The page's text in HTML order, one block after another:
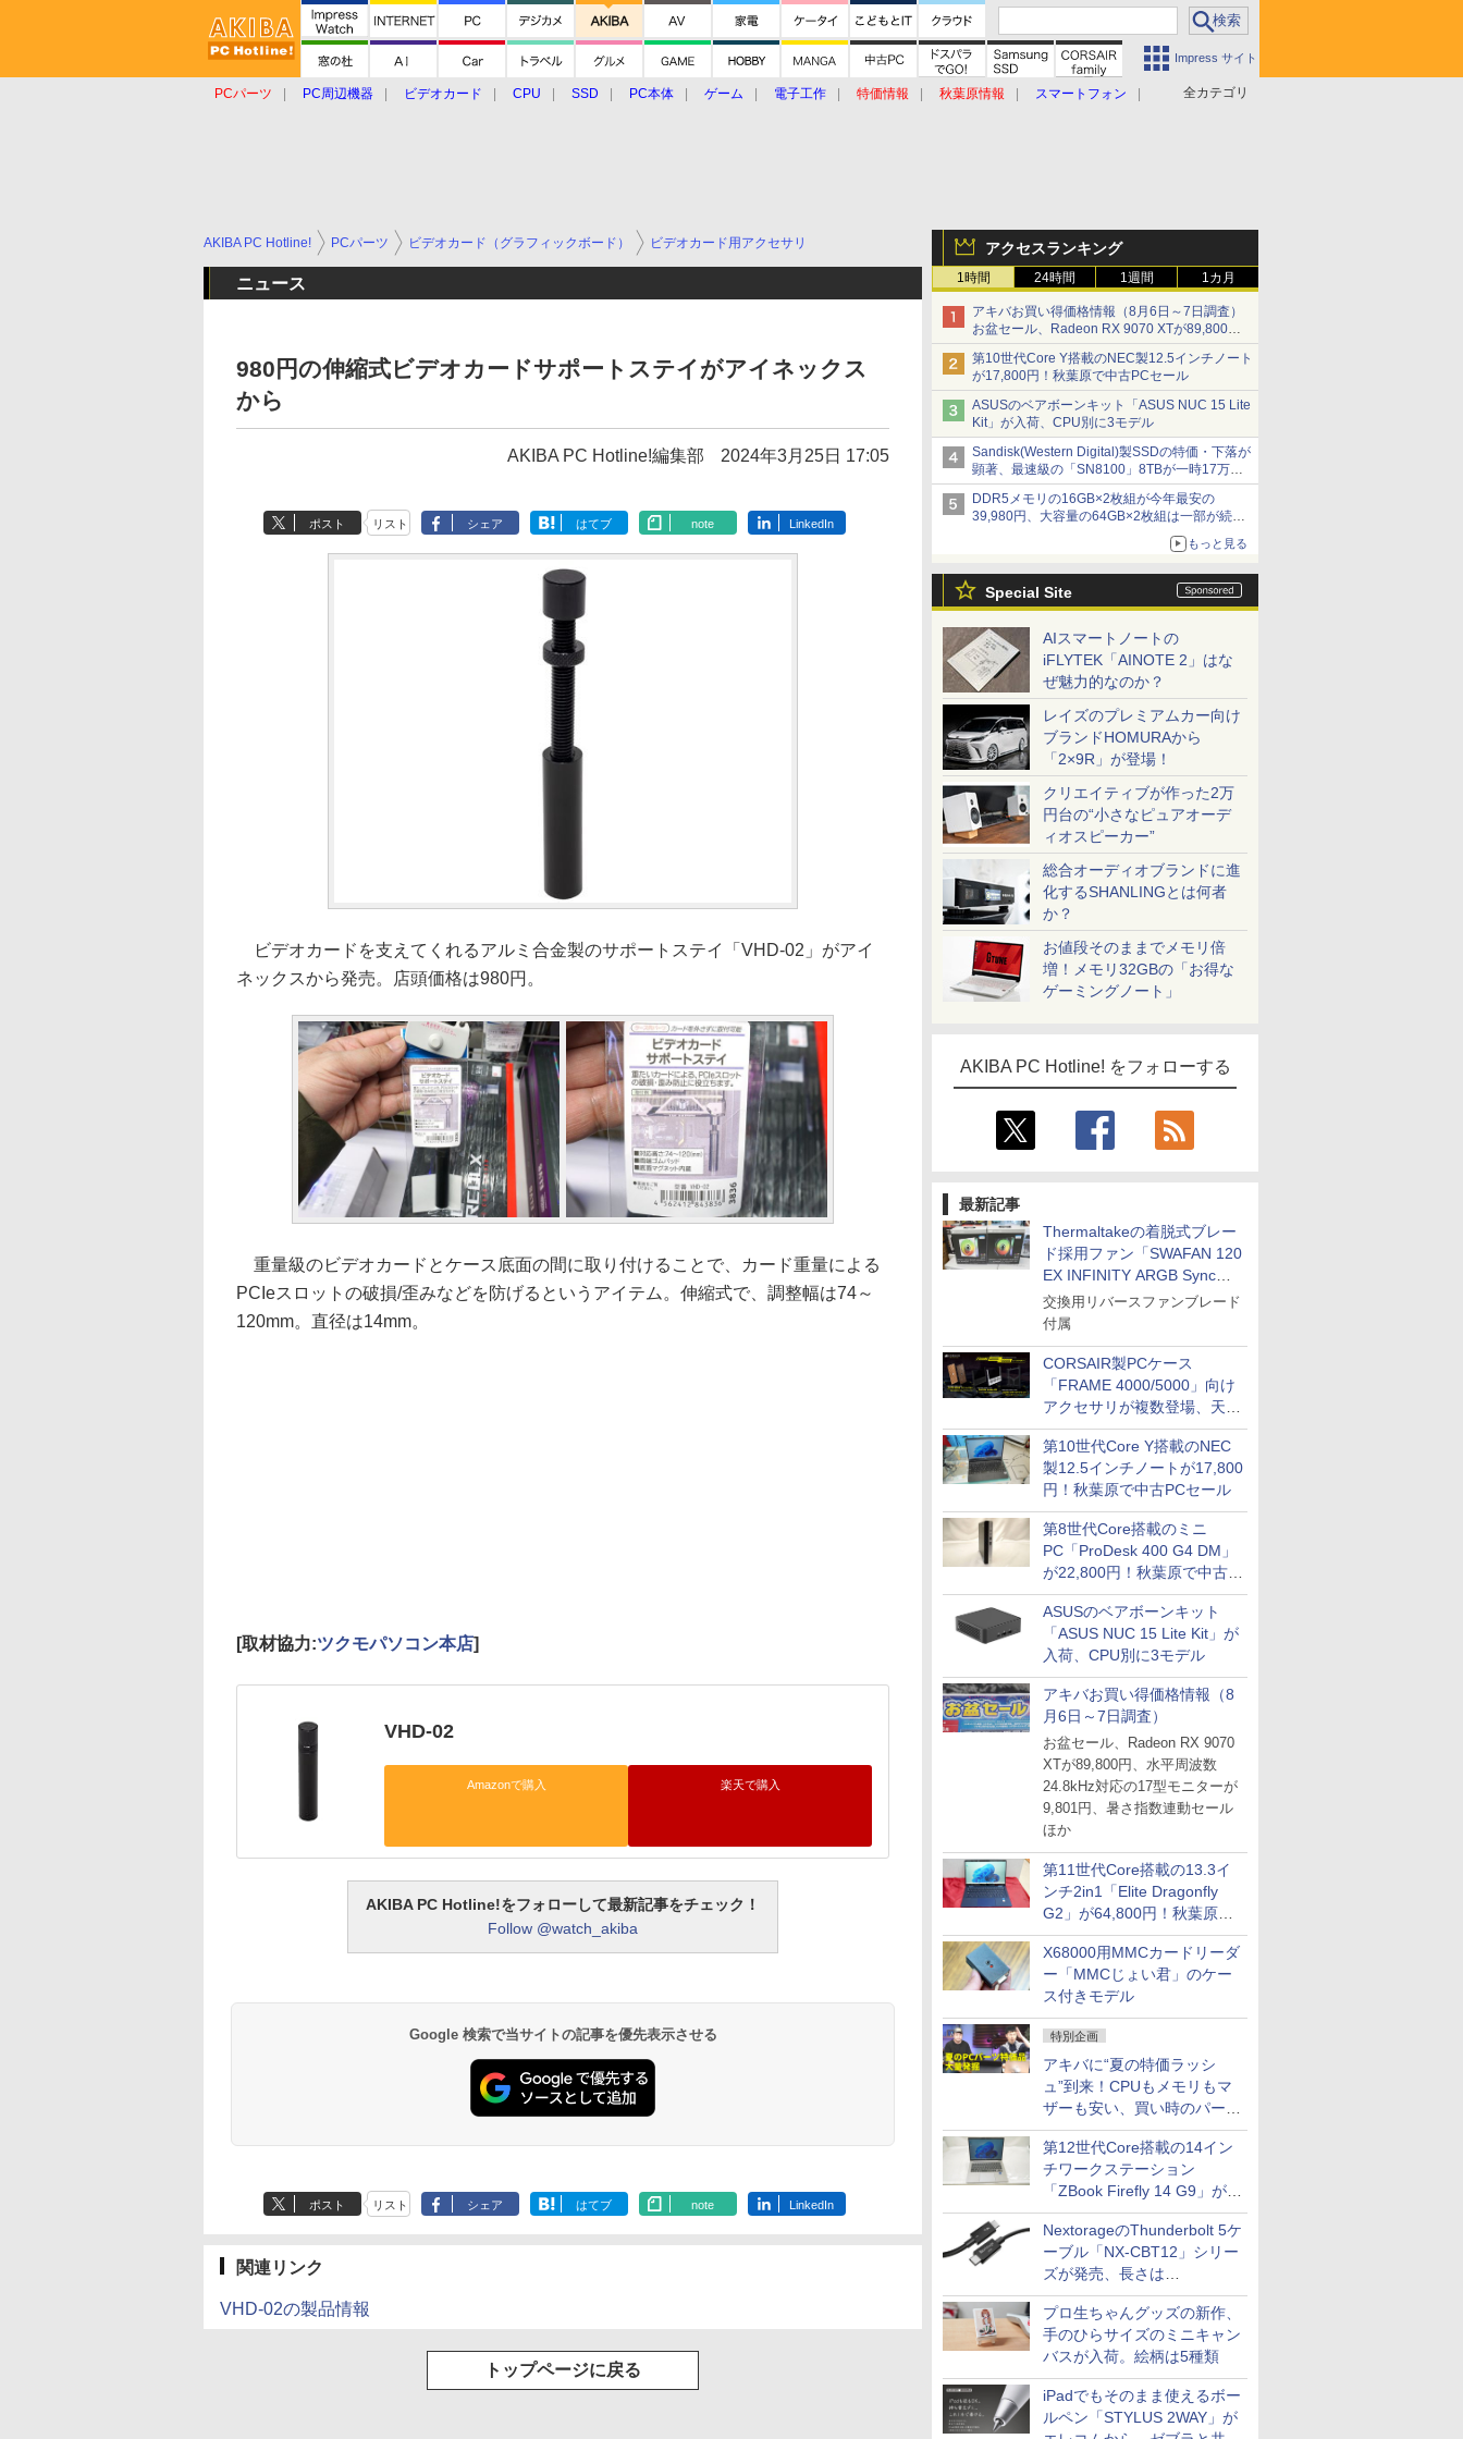
Impress サイト
全カテゴリ
PCパーツ PC周辺機器 ビデオカード CPU SSD PC本体 ゲーム 電子工作 特価情報 秋葉原情報
スマートフォン
アクセスランキング
1時間 24時間 1週間 1カ月
アキバお買い得価格情報（8月6日～7日調査）
お盆セール、Radeon RX 9070 XTが89,800
円、水平周波数24.8kHz対応の17型モニターが
9,801円、暑さ指数連動セール ほか
第10世代Core Y搭載のNEC製12.5インチノート
が17,800円！秋葉原で中古PCセール
ASUSのベアボーンキット「ASUS NUC 15 Lite
Kit」が入荷、CPU別に3モデル
Sandisk(Western Digital)製SSDの特価・下落が
顕著、最速級の「SN8100」8TBが一時17万円
割れ [8月前半のSSD価格]
DDR5メモリの16GB×2枚組が今年最安の
39,980円、大容量の64GB×2枚組は一部が続騰
もっと見る
Special Site
AIスマートノートの
iFLYTEK「AINOTE 2」はな
ぜ魅力的なのか？
レイズのプレミアムカー向け
ブランドHOMURAから
「2×9R」が登場！
クリエイティブが作った2万
円台の“小さなピュアオーデ
ィオスピーカー”
総合オーディオブランドに進
化するSHANLINGとは何者
か？
お値段そのままでメモリ倍
増！メモリ32GBの「お得な
ゲーミングノート」
AKIBA PC Hotline! をフォローする
最新記事
Thermaltakeの着脱式ブレー
ド採用ファン「SWAFAN 120
EX INFINITY ARGB Sync」
に単品パッケージ
交換用リバースファンブレード
付属
CORSAIR製PCケース
「FRAME 4000/5000」向け
アクセサリが複数登場、天然
木製パネルや背面コネクタ対
応トレイなど
第10世代Core Y搭載のNEC
製12.5インチノートが17,800
円！秋葉原で中古PCセール
第8世代Core搭載のミニ
PC「ProDesk 400 G4 DM」
が22,800円！秋葉原で中古
PCセール
ASUSのベアボーンキット
「ASUS NUC 15 Lite Kit」が
入荷、CPU別に3モデル
アキバお買い得価格情報（8
月6日～7日調査）
お盆セール、Radeon RX 9070
XTが89,800円、水平周波数
24.8kHz対応の17型モニターが
9,801円、暑さ指数連動セール
ほか
第11世代Core搭載の13.3イ
ンチ2in1「Elite Dragonfly
G2」が64,800円！秋葉原で
中古PCセール
X68000用MMCカードリーダ
ー「MMCじょい君」のケー
ス付きモデル
特別企画
アキバに“夏の特価ラッシ
ュ”到来！CPUもメモリもマ
ザーも安い、買い時のパーツ
は？【8月7日(金)22時配信】
第12世代Core搭載の14イン
チワークステーション
「ZBook Firefly 14 G9」が
79,800円！秋葉原で中古PC
セール
NextorageのThunderbolt 5ケ
ーブル「NX-CBT12」シリー
ズが発売、長さは
30cm/50cm/1mの3種類
プロ生ちゃんグッズの新作、
手のひらサイズのミニキャン
バスが入荷。絵柄は5種類
iPadでもそのまま使えるボー
ルペン「STYLUS 2WAY」が
AKIBA PC Hotline! PCパーツ ビデオカード（グラフィックボード） ビデオカード用アクセサリ
ニュース
980円の伸縮式ビデオカードサポートステイがアイネックス
から
AKIBA PC Hotline!編集部 2024年3月25日 17:05
ポスト リスト シェア はてブ note LinkedIn
ビデオカードを支えてくれるアルミ合金製のサポートステイ「VHD-02」がアイ
ネックスから発売。店頭価格は980円。
重量級のビデオカードとケース底面の間に取り付けることで、カード重量による
PCIeスロットの破損/歪みなどを防げるというアイテム。伸縮式で、調整幅は74～
120mm。直径は14mm。
[取材協力:ツクモパソコン本店]
VHD-02
Amazonで購入 楽天で購入
AKIBA PC Hotline!をフォローして最新記事をチェック！
Follow @watch_akiba
Google 検索で当サイトの記事を優先表示させる
ポスト リスト シェア はてブ note LinkedIn
関連リンク
VHD-02の製品情報
トップページに戻る